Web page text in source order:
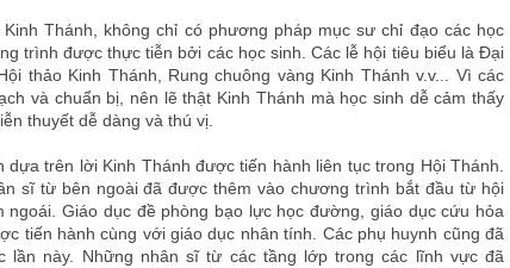
Thánh, không chỉ có phương pháp mục sư chỉ đạo các học
trình được thực tiễn bởi các học sinh. Các lễ hội tiêu biểu là Đại
thảo Kinh Thánh, Rung chuông vàng Kinh Thánh v.v... Vì các
và chuẩn bị, nên lẽ thật Kinh Thánh mà học sinh dễ cảm thấy
thuyết dễ dàng và thú vị.
dựa trên lời Kinh Thánh được tiến hành liên tục trong Hội Thánh.
sĩ từ bên ngoài đã được thêm vào chương trình bắt đầu từ hội
ngoái. Giáo dục đề phòng bạo lực học đường, giáo dục cứu hỏa
tiến hành cùng với giáo dục nhân tính. Các phụ huynh cũng đã
lần này. Những nhân sĩ từ các tầng lớp trong các lĩnh vực đã